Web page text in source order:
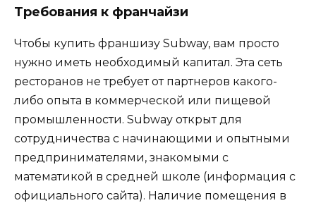
Требования к франчайзи
Чтобы купить франшизу Subway, вам просто
нужно иметь необходимый капитал. Эта сеть
ресторанов не требует от партнеров какого-
либо опыта в коммерческой или пищевой
промышленности. Subway открыт для
сотрудничества с начинающими и опытными
предпринимателями, знакомыми с
математикой в ​​средней школе (информация с
официального сайта). Наличие помещения в